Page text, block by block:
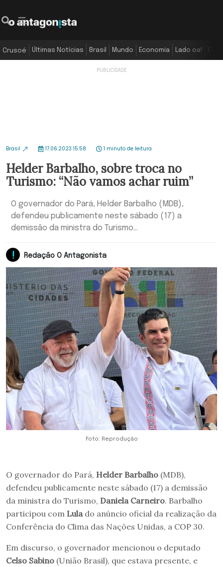
Crusoé Últimas Notícias Brasil Mundo Economia Lado oa!
Brasil 17.06.2023 15:58 1 minuto de leitura
Helder Barbalho, sobre troca no
Turismo: “Não vamos achar ruim”
O governador do Pará, Helder Barbalho (MDB),
defendeu publicamente neste sábado (17) a
demissão da ministra do Turismo...
Redação O Antagonista
Foto: Reprodução
O governador do Pará, Helder Barbalho (MDB),
defendeu publicamente neste sábado (17) a demissão
da ministra do Turismo, Daniela Carneiro. Barbalho
participou com Lula do anúncio oficial da realização da
Conferência do Clima das Nações Unidas, a COP 30.
Em discurso, o governador mencionou o deputado
Celso Sabino (União Brasil), que estava presente, e